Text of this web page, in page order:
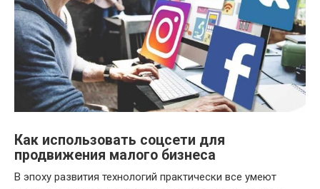
Как использовать соцсети для
продвижения малого бизнеса
В эпоху развития технологий практически все умеют